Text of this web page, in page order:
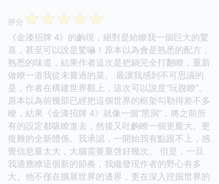
评分 ☆☆☆☆☆
《金漆招牌 4》的齣現，絕對是給瞭我一個巨大的驚
喜，甚至可以說是驚嚇！原本以為會是熟悉的配方，
熟悉的味道，結果作者這次是把鍋完全打翻瞭，重新
做瞭一道我從未嘗過的菜。 最讓我感到不可思議的
是，作者在構建世界觀上，這次可以說是“玩脫瞭”。
原本以為前幾部已經把這個世界的框架勾勒得差不多
瞭，結果《金漆招牌 4》就像一個“黑洞”，將之前所
有的設定都吸瞭進去，然後又吐齣瞭一個更龐大、更
復雜的全新體係。我承認，一開始我有點跟不上，感
覺信息量太大，大腦需要重啓好幾次。 但是，一旦
我適應瞭這個新的節奏，我纔發現作者的野心有多
大。他不僅在擴展世界的邊界，更在深入挖掘世界的